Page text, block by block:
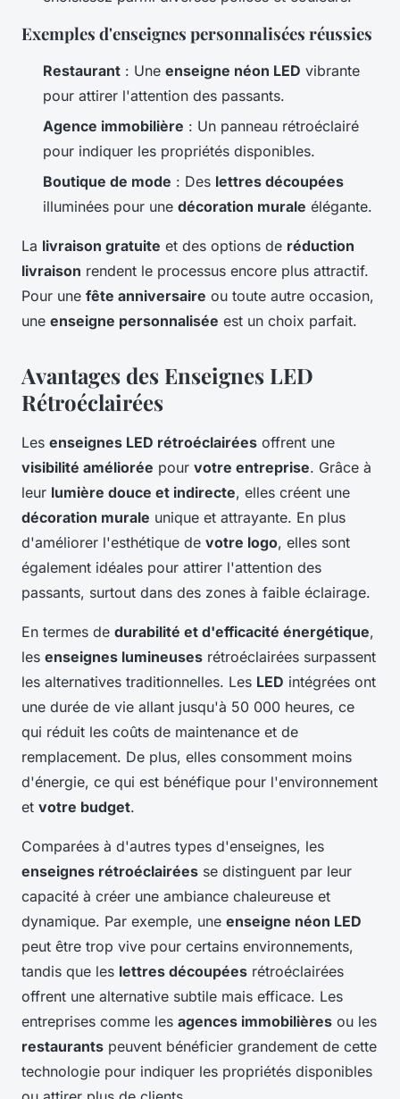
Exemples d'enseignes personnalisées réussies
Restaurant : Une enseigne néon LED vibrante
pour attirer l'attention des passants.
Agence immobilière : Un panneau rétroéclairé
pour indiquer les propriétés disponibles.
Boutique de mode : Des lettres découpées
illuminées pour une décoration murale élégante.
La livraison gratuite et des options de réduction
livraison rendent le processus encore plus attractif.
Pour une fête anniversaire ou toute autre occasion,
une enseigne personnalisée est un choix parfait.
Avantages des Enseignes LED
Rétroéclairées
Les enseignes LED rétroéclairées offrent une
visibilité améliorée pour votre entreprise. Grâce à
leur lumière douce et indirecte, elles créent une
décoration murale unique et attrayante. En plus
d'améliorer l'esthétique de votre logo, elles sont
également idéales pour attirer l'attention des
passants, surtout dans des zones à faible éclairage.
En termes de durabilité et d'efficacité énergétique,
les enseignes lumineuses rétroéclairées surpassent
les alternatives traditionnelles. Les LED intégrées ont
une durée de vie allant jusqu'à 50 000 heures, ce
qui réduit les coûts de maintenance et de
remplacement. De plus, elles consomment moins
d'énergie, ce qui est bénéfique pour l'environnement
et votre budget.
Comparées à d'autres types d'enseignes, les
enseignes rétroéclairées se distinguent par leur
capacité à créer une ambiance chaleureuse et
dynamique. Par exemple, une enseigne néon LED
peut être trop vive pour certains environnements,
tandis que les lettres découpées rétroéclairées
offrent une alternative subtile mais efficace. Les
entreprises comme les agences immobilières ou les
restaurants peuvent bénéficier grandement de cette
technologie pour indiquer les propriétés disponibles